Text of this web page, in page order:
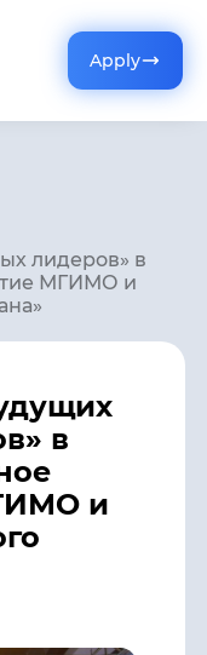
Apply
лидеров» в
МГИМО и
в
и